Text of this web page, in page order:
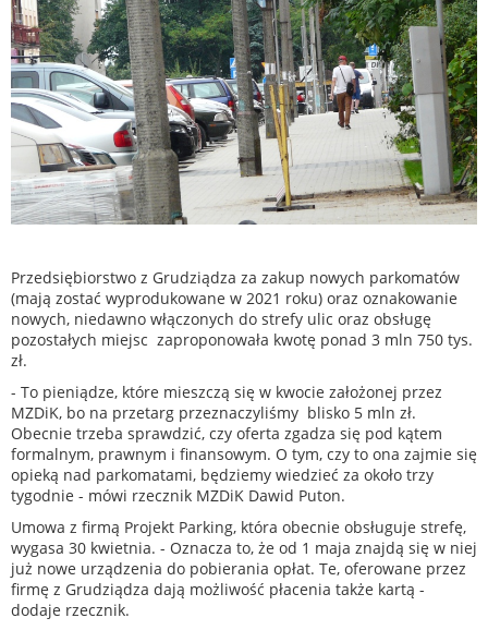
Przedsiębiorstwo z Grudziądza za zakup nowych parkomatów
(mają zostać wyprodukowane w 2021 roku) oraz oznakowanie
nowych, niedawno włączonych do strefy ulic oraz obsługę
pozostałych miejsc zaproponowała kwotę ponad 3 mln 750 tys.
zł.
- To pieniądze, które mieszczą się w kwocie założonej przez
MZDiK, bo na przetarg przeznaczyliśmy blisko 5 mln zł.
Obecnie trzeba sprawdzić, czy oferta zgadza się pod kątem
formalnym, prawnym i finansowym. O tym, czy to ona zajmie się
opieką nad parkomatami, będziemy wiedzieć za około trzy
tygodnie - mówi rzecznik MZDiK Dawid Puton.
Umowa z firmą Projekt Parking, która obecnie obsługuje strefę,
wygasa 30 kwietnia. - Oznacza to, że od 1 maja znajdą się w niej
już nowe urządzenia do pobierania opłat. Te, oferowane przez
firmę z Grudziądza dają możliwość płacenia także kartą -
dodaje rzecznik.